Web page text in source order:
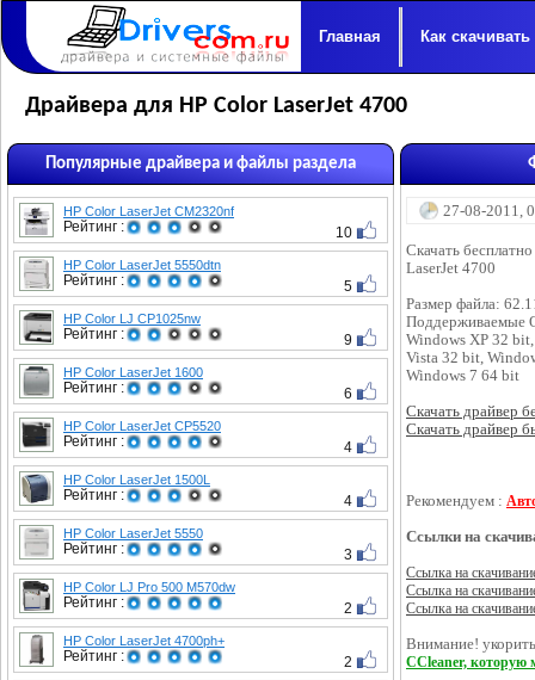
Главная Как скачивать
Драйвера для HP Color LaserJet 4700
Популярные драйвера и файлы раздела
HP Color LaserJet CM2320nf
Рейтинг : 10
HP Color LaserJet 5550dtn
Рейтинг : 5
HP Color LJ CP1025nw
Рейтинг : 9
HP Color LaserJet 1600
Рейтинг : 6
HP Color LaserJet CP5520
Рейтинг : 4
HP Color LaserJet 1500L
Рейтинг : 4
HP Color LaserJet 5550
Рейтинг : 3
HP Color LJ Pro 500 M570dw
Рейтинг : 2
HP Color LaserJet 4700ph+
Рейтинг : 2
27-08-2011,
Скачать
LaserJet 4700
Размер файла:
Поддерживаемые
Windows XP 32
Vista 32 bit,
Windows 7 64 bit
Скачать драйвер
Скачать драйвер
Рекомендуем :
Ссылки на
Ссылка на
Ссылка на
Ссылка на
Внимание!
CCleaner, которую